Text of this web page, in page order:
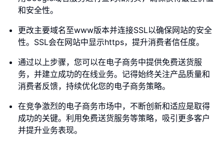
和安全性。
更改主要域名至www版本并连接SSL以确保网站的安全
性。SSL会在网站中显示https，提升消费者信任度。
通过以上步骤，您可以在电子商务中提供免费送货服
务，并建立成功的在线业务。记得始终关注产品质量和
消费者反馈，持续优化您的电子商务策略。
在竞争激烈的电子商务市场中，不断创新和适应是取得
成功的关键。利用免费送货服务等策略，吸引更多客户
并提升业务表现。